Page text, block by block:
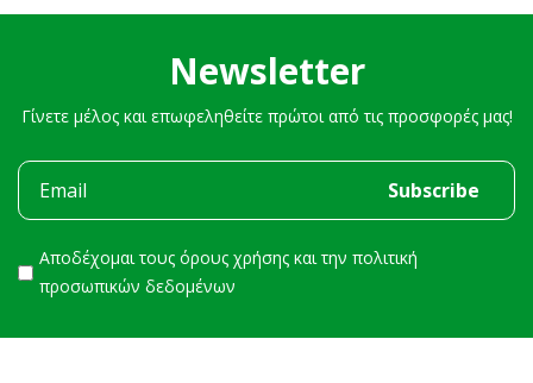
Newsletter
Γίνετε μέλος και επωφεληθείτε πρώτοι από τις προσφορές μας!
Αποδέχομαι τους όρους χρήσης και την πολιτική
προσωπικών δεδομένων